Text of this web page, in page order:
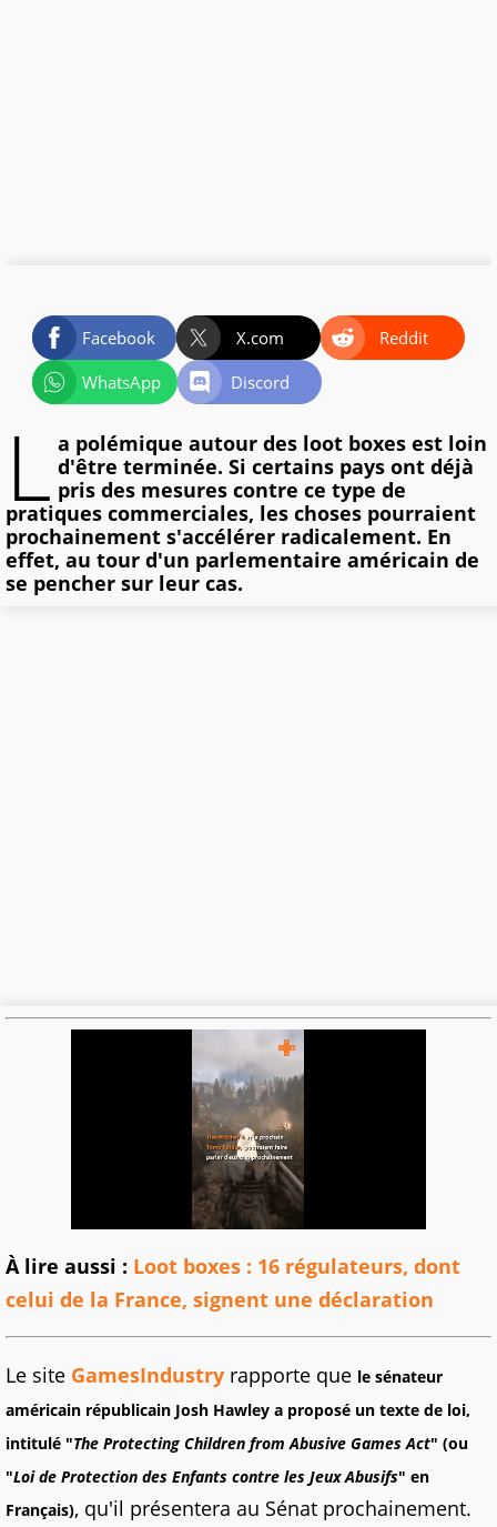
Facebook X.com
Reddit
WhatsApp
Discord
L a polémique autour des loot boxes est loin
d'être terminée. Si certains pays ont déjà
pris des mesures contre ce type de
pratiques commerciales, les choses pourraient
prochainement s'accélérer radicalement. En
effet, au tour d'un parlementaire américain de
se pencher sur leur cas.
À lire aussi : Loot boxes : 16 régulateurs, dont
celui de la France, signent une déclaration
Le site GamesIndustry rapporte que le sénateur
américain républicain Josh Hawley a proposé un texte de loi,
intitulé "The Protecting Children from Abusive Games Act" (ou
"Loi de Protection des Enfants contre les Jeux Abusifs" en
Français), qu'il présentera au Sénat prochainement.